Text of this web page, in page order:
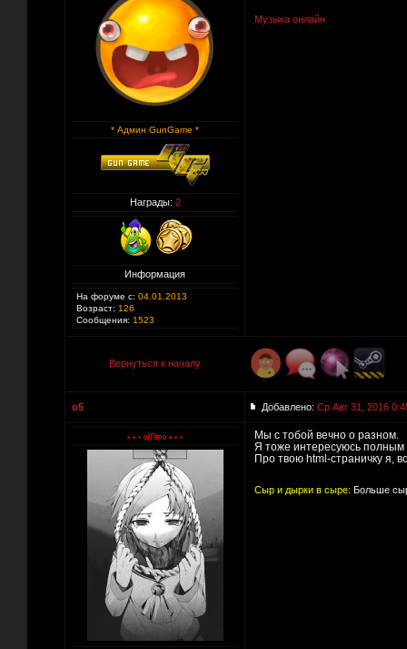
* Админ GunGame *
Награды: 2
Информация
На форуме с: 04.01.2013
Возраст: 126
Сообщения: 1523
Музыка онлайн
Вернуться к началу
o5 Добавлено: Ср Авг 31, 2016
Мы с тобой вечно о разном.
Я тоже интересуюсь полным
Про твою html-страничку я,
Сыр и дырки в сыре: Больше